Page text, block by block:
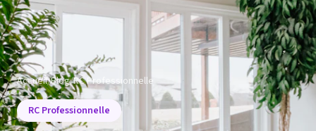
Accueil/Blog/RC Professionnelle
RC Professionnelle